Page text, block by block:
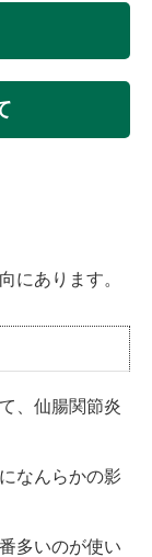
にあります。
、仙腸関節炎
なんらかの影
多いのが使い